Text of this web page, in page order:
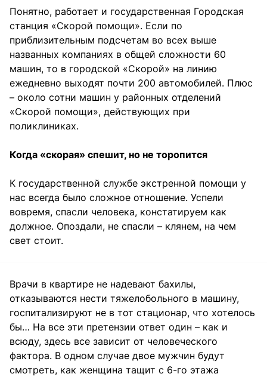
Понятно, работает и государственная Городская
станция «Скорой помощи». Если по
приблизительным подсчетам во всех выше
названных компаниях в общей сложности 60
машин, то в городской «Скорой» на линию
ежедневно выходят почти 200 автомобилей. Плюс
– около сотни машин у районных отделений
«Скорой помощи», действующих при
поликлиниках.
Когда «скорая» спешит, но не торопится
К государственной службе экстренной помощи у
нас всегда было сложное отношение. Успели
вовремя, спасли человека, констатируем как
должное. Опоздали, не спасли – клянем, на чем
свет стоит.
Врачи в квартире не надевают бахилы,
отказываются нести тяжелобольного в машину,
госпитализируют не в тот стационар, что хотелось
бы… На все эти претензии ответ один – как и
всюду, здесь все зависит от человеческого
фактора. В одном случае двое мужчин будут
смотреть, как женщина тащит с 6-го этажа